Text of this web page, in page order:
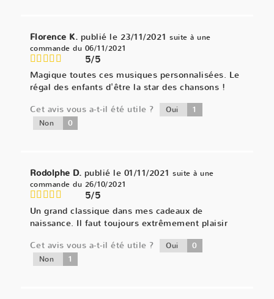
Florence K. publié le 23/11/2021 suite à une
commande du 06/11/2021
5/5
Magique toutes ces musiques personnalisées. Le
régal des enfants d'être la star des chansons !
Cet avis vous a-t-il été utile ?
Oui 1
Non 0
Rodolphe D. publié le 01/11/2021 suite à une
commande du 26/10/2021
5/5
Un grand classique dans mes cadeaux de
naissance. Il faut toujours extrêmement plaisir
Cet avis vous a-t-il été utile ?
Oui 0
Non 1